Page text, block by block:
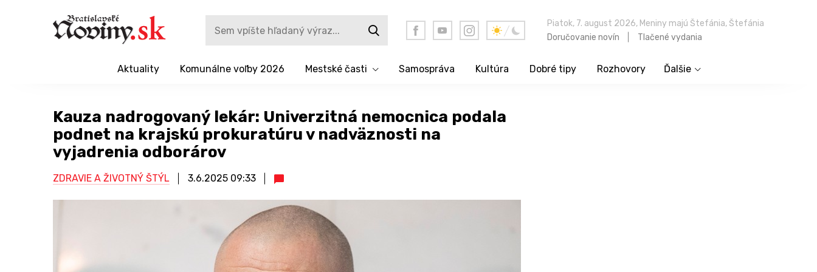
Piatok, 7. august 2026, Meniny majú Štefánia, Štefánia
Doručovanie novín
Tlačené vydania
Aktuality Komunálne voľby 2026 Mestské časti Samospráva Kultúra Dobré tipy Rozhovory Ďalšie
Kauza nadrogovaný lekár: Univerzitná nemocnica podala
podnet na krajskú prokuratúru v nadväznosti na
vyjadrenia odborárov
ZDRAVIE A ŽIVOTNÝ ŠTÝL 3.6.2025 09:33